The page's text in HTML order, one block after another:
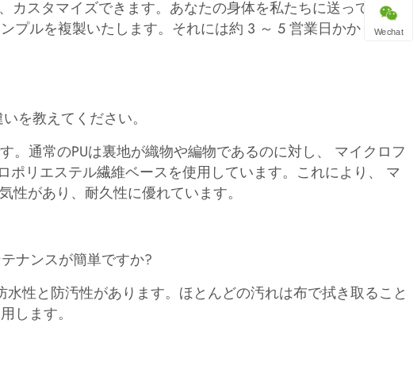
スタマイズできます。あなたの身体を私たちに送ってくださ
プルを複製いたします。それには約 3 ～ 5 営業日かかりま
を教えてください。
。通常のPUは裏地が織物や編物であるのに対し、 マイクロフ
ポリエステル繊維ベースを使用しています。これにより、 マ
性があり、耐久性に優れています。
ナンスが簡単ですか?
性と防汚性があります。ほとんどの汚れは布で拭き取ること
します。
Wechat